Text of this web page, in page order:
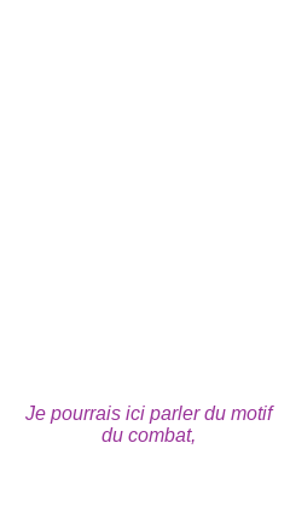
Je pourrais ici parler du motif
du combat,